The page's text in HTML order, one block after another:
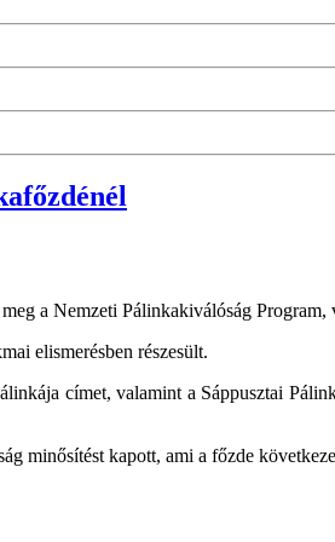
a Nemzeti Pálinkakiválóság
elismerésben részesült.
címet, valamint a Sáppusztai
minősítést kapott, ami a főzde